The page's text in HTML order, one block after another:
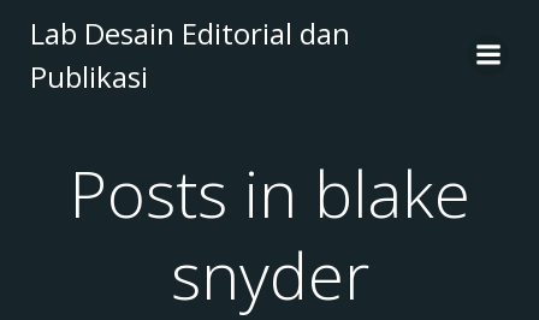
to
Lab Desain Editorial dan
Publikasi
Posts in blake
snyder